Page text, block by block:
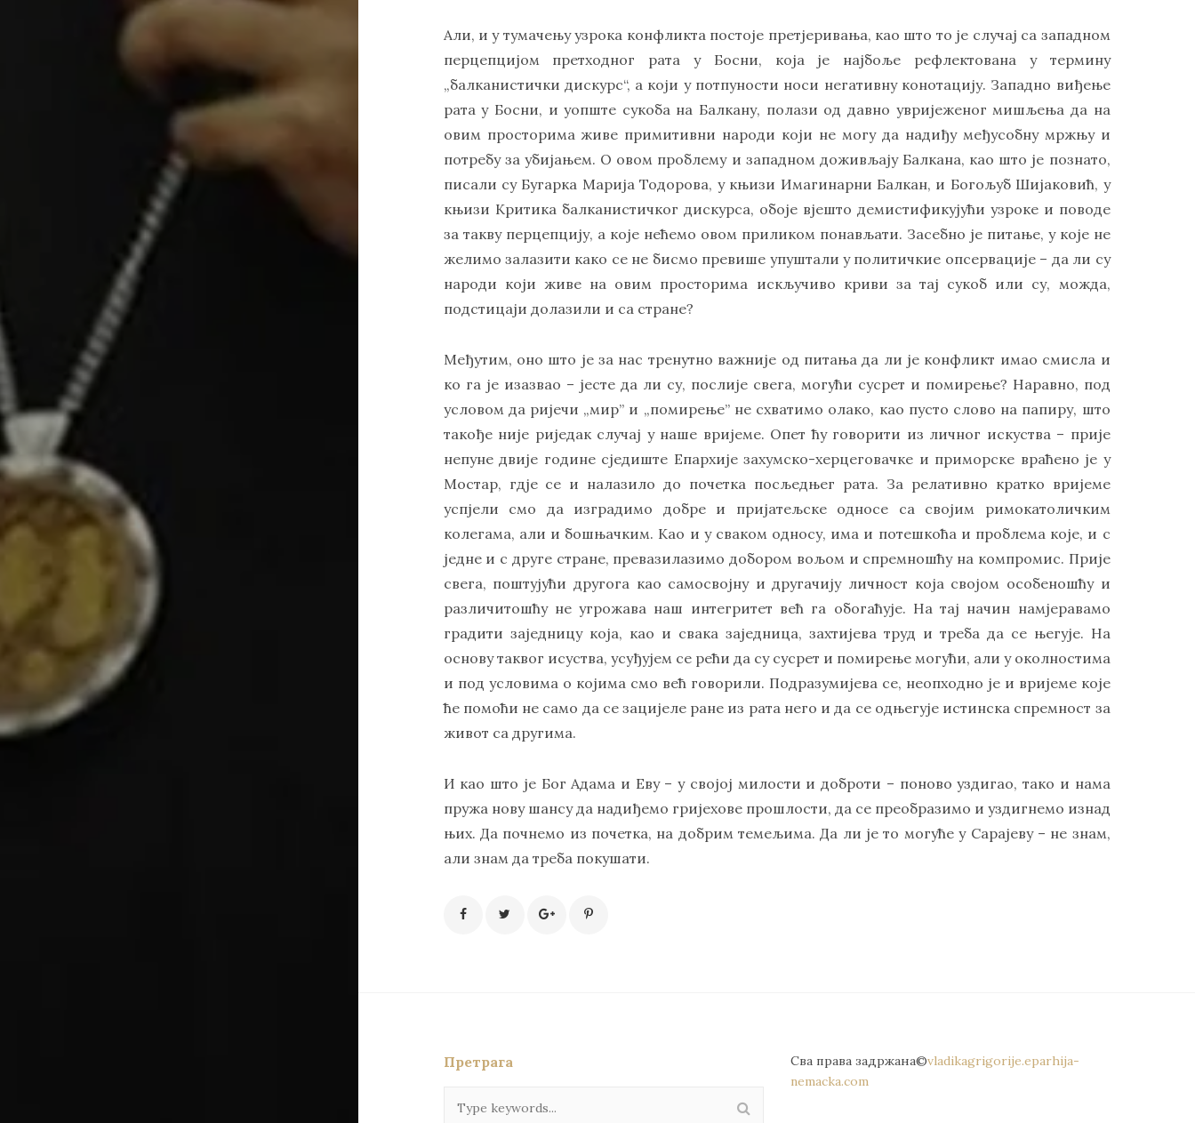
Али, и у тумачењу узрока конфликта постоје претјеривања, као што то је случај са западном
перцепцијом претходног рата у Босни, која је најбоље рефлектована у термину
„балканистички дискурс“, а који у потпуности носи негативну конотацију. Западно виђење
рата у Босни, и уопште сукоба на Балкану, полази од давно увријеженог мишљења да на
овим просторима живе примитивни народи који не могу да надиђу међусобну мржњу и
потребу за убијањем. О овом проблему и западном доживљају Балкана, као што је познато,
писали су Бугарка Марија Тодорова, у књизи Имагинарни Балкан, и Богољуб Шијаковић, у
књизи Критика балканистичког дискурса, обоје вјешто демистификујући узроке и поводе
за такву перцепцију, а које нећемо овом приликом понављати. Засебно је питање, у које не
желимо залазити како се не бисмо превише упуштали у политичкие опсервације – да ли су
народи који живе на овим просторима искључиво криви за тај сукоб или су, можда,
подстицаји долазили и са стране?
Међутим, оно што је за нас тренутно важније од питања да ли je конфликт имао смисла и
ко га је изазвао – јесте да ли су, послије свега, могући сусрет и помирење? Наравно, под
условом да ријечи „мир” и „помирење” не схватимо олако, као пусто слово на папиру, што
такође није риједак случај у наше вријеме. Опет ћу говорити из личног искуства – прије
непуне двије године сједиште Епархије захумско-херцеговачке и приморске враћено је у
Мостар, гдје се и налазило до почетка посљедњег рата. За релативно кратко вријеме
успјели смо да изградимо добре и пријатељске односе са својим римокатоличким
колегама, али и бошњачким. Као и у сваком односу, има и потешкоћа и проблема које, и с
једне и с друге стране, превазилазимо добором вољом и спремношћу на компромис. Прије
свега, поштујући другога као самосвојну и другачију личност која својом особеношћу и
различитошћу не угрожава наш интегритет већ га обогаћује. На тај начин намјеравамо
градити заједницу која, као и свака заједница, захтијева труд и треба да се његује. На
основу таквог исуства, усуђујем се рећи да су сусрет и помирење могући, али у околностима
и под условима о којима смо већ говорили. Подразумијева се, неопходно је и вријеме које
ће помоћи не само да се зацијеле ране из рата него и да се одњегује истинска спремност за
живот са другима.
И као што је Бог Адама и Еву – у својој милости и доброти – поново уздигао, тако и нама
пружа нову шансу да надиђемо гријехове прошлости, да се преобразимо и уздигнемо изнад
њих. Да почнемо из почетка, на добрим темељима. Да ли је то могуће у Сарајеву – не знам,
али знам да треба покушати.
Претрага Сва права задржана©vladikagrigorije.eparhija-
nemacka.com